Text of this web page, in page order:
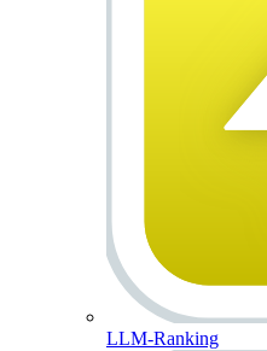
LLM-Ranking